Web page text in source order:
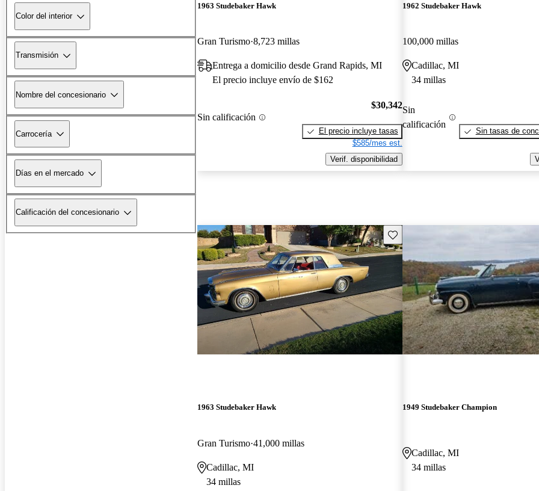
Color del interior
Transmisión
Nombre del concesionario
Carrocería
Días en el mercado
Calificación del concesionario
1963 Studebaker Hawk
Gran Turismo 8,723 millas
Entrega a domicilio desde Grand Rapids, MI
El precio incluye envío de $162
Sin calificación
$30,342
El precio incluye tasas
$585/mes est.
Verif. disponibilidad
1962 Studebaker Hawk
100,000 millas
Cadillac, MI
34 millas
Sin
calificación
Sin tasas de
Guarda este Aviso
1963 Studebaker Hawk
Gran Turismo 41,000 millas
Cadillac, MI
34 millas
1949 Studebaker Champion
Cadillac, MI
34 millas